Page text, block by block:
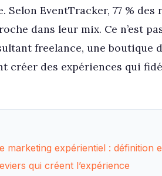
Selon EventTracker, 77 %
dans leur mix. Ce n’est
freelance, une boutique
créer des expériences qui
marketing expérientiel : définition
qui créent l’expérience